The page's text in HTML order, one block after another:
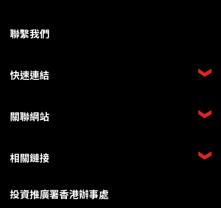
聯繫我們
快速連結
關聯網站
相關鏈接
投資推廣署香港辦事處